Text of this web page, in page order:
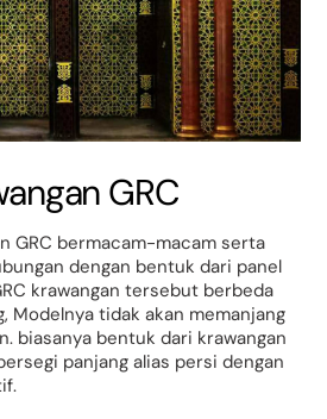
GRC
GRC bermacam-macam serta
dengan bentuk dari panel
krawangan tersebut berbeda
Modelnya tidak akan memanjang
biasanya bentuk dari krawangan
panjang alias persi dengan